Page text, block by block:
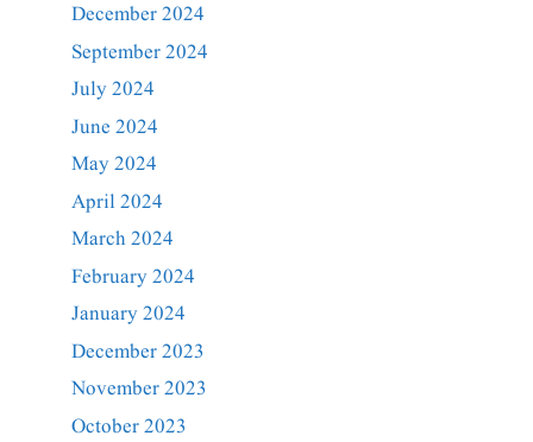
December 2024
September 2024
July 2024
June 2024
May 2024
April 2024
March 2024
February 2024
January 2024
December 2023
November 2023
October 2023